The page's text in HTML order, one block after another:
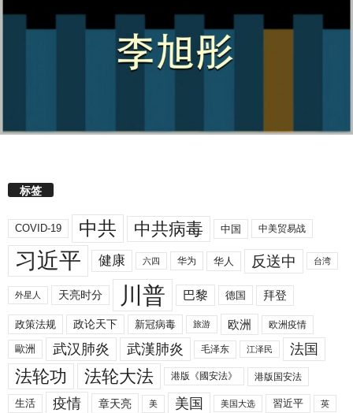
标签
COVID-19 中共 中共病毒 中国 中美贸易战
习近平 健康 六四 华为 华人 反送中 台湾
外星人 天亮时分 川普 巴黎 德国 拜登
政策法规 政论天下 新冠病毒 旅游 欧洲 欧洲疫情
歐洲 武汉肺炎 武漢肺炎 毛泽东 江泽民 法国
法轮功 法轮大法 港版《國安法》 港版国安法
生活 疫情 章天亮 美 美国 美国大选 習近平 英